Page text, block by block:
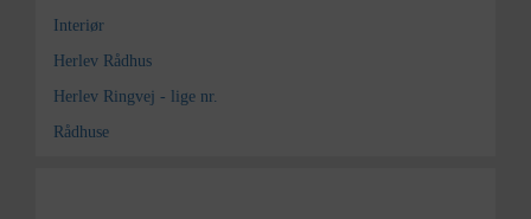
Interiør
Herlev Rådhus
Herlev Ringvej - lige nr.
Rådhuse